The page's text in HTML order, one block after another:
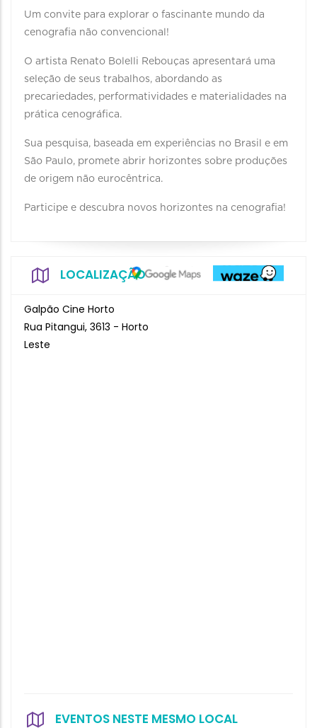
Um convite para explorar o fascinante mundo da
cenografia não convencional!
O artista Renato Bolelli Rebouças apresentará uma
seleção de seus trabalhos, abordando as
precariedades, performatividades e materialidades na
prática cenográfica.
Sua pesquisa, baseada em experiências no Brasil e em
São Paulo, promete abrir horizontes sobre produções
de origem não eurocêntrica.
Participe e descubra novos horizontes na cenografia!
LOCALIZAÇÃO
Galpão Cine Horto
Rua Pitangui, 3613 - Horto
Leste
EVENTOS NESTE MESMO LOCAL